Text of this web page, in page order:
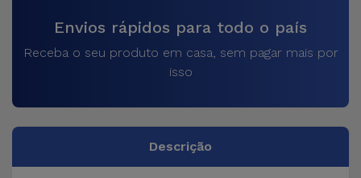
Envios rápidos para todo o país
Receba o seu produto em casa, sem pagar mais por
isso
Descrição